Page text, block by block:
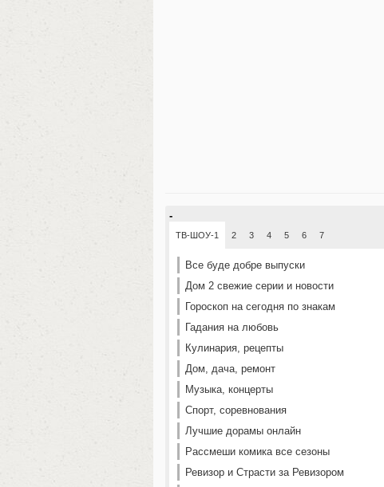
-
ТВ-ШОУ-1 2 3 4 5 6 7
Все буде добре выпуски
Дом 2 свежие серии и новости
Гороскоп на сегодня по знакам
Гадания на любовь
Кулинария, рецепты
Дом, дача, ремонт
Музыка, концерты
Спорт, соревнования
Лучшие дорамы онлайн
Рассмеши комика все сезоны
Ревизор и Страсти за Ревизором